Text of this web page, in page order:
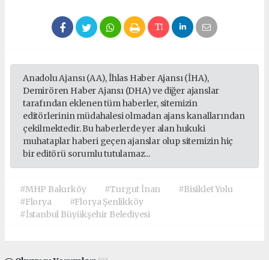
Anadolu Ajansı (AA), İhlas Haber Ajansı (İHA),
Demirören Haber Ajansı (DHA) ve diğer ajanslar
tarafından eklenen tüm haberler, sitemizin
editörlerinin müdahalesi olmadan ajans kanallarından
çekilmektedir. Bu haberlerde yer alan hukuki
muhataplar haberi geçen ajanslar olup sitemizin hiç
bir editörü sorumlu tutulamaz...
#MHP Bakırköy #Turgut İnan
#Bisiklet Yolu
#Florya
#Florya Şenlikköy
#İstanbul Büyükşehir Belediyesi